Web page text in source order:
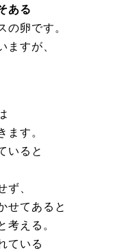
ある
の卵です。
ますが、
ます。
いると
ず、
せてあると
考える。
ている